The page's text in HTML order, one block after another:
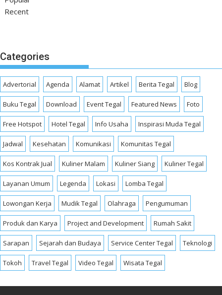
Recent
Categories
Advertorial Agenda Alamat Artikel Berita Tegal Blog
Buku Tegal Download Event Tegal Featured News Foto
Free Hotspot Hotel Tegal Info Usaha Inspirasi Muda Tegal
Jadwal Kesehatan Komunikasi Komunitas Tegal
Kos Kontrak Jual Kuliner Malam Kuliner Siang Kuliner Tegal
Layanan Umum Legenda Lokasi Lomba Tegal
Lowongan Kerja Mudik Tegal Olahraga Pengumuman
Produk dan Karya Project and Development Rumah Sakit
Sarapan Sejarah dan Budaya Service Center Tegal Teknologi
Tokoh Travel Tegal Video Tegal Wisata Tegal